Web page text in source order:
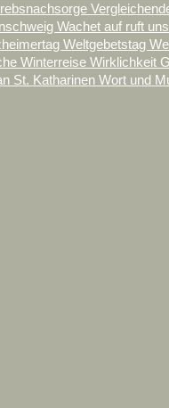
Wachet auf ruft
Weltgebetstag
Winterreise Wirklichkeit
St. Katharinen Wort und